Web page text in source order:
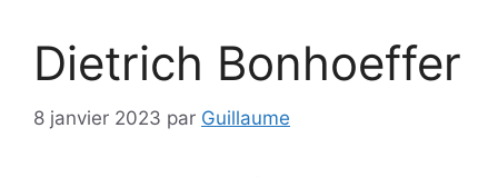
Dietrich Bonhoeffer
8 janvier 2023 par Guillaume